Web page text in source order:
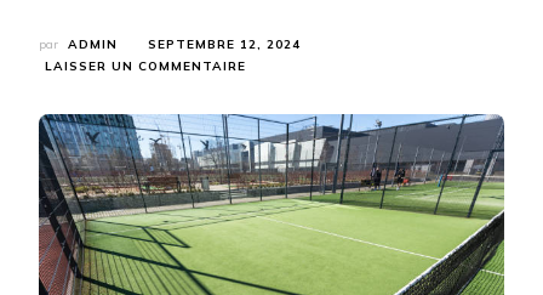
par ADMIN
SEPTEMBRE 12, 2024
LAISSER UN COMMENTAIRE
CLIMAT
INFLUENCE
LA
CONSTRUCTION
TERRAIN
TENNIS
EN